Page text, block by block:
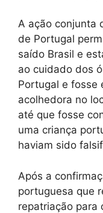
A ação conjunta
de Portugal
saído Brasil e
ao cuidado dos
Portugal e fosse
acolhedora no
até que fosse
uma criança
haviam sido
Após a
portuguesa que
repatriação para